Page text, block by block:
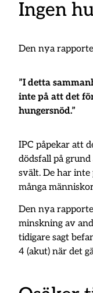
Ingen
Den nya
”I detta
inte på att det
hungersnöd.”
IPC påpekar att
dödsfall på
svält. De har
många
Den nya
minskning av
tidigare sagt
4 (akut) när det